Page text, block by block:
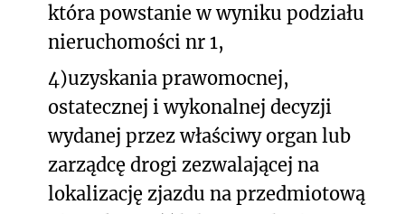
która powstanie w wyniku podziału
nieruchomości nr 1,
4)uzyskania prawomocnej,
ostatecznej i wykonalnej decyzji
wydanej przez właściwy organ lub
zarządcę drogi zezwalającej na
lokalizację zjazdu na przedmiotową